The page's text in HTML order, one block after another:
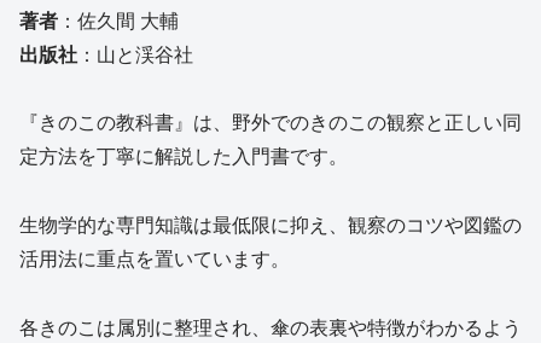
著者 ：佐久間 大輔
出版社 ：山と渓谷社
『きのこの教科書』は、野外でのきのこの観察と正しい同
定方法を丁寧に解説した入門書です。
生物学的な専門知識は最低限に抑え、観察のコツや図鑑の
活用法に重点を置いています。
各きのこは属別に整理され、傘の表裏や特徴がわかるよう